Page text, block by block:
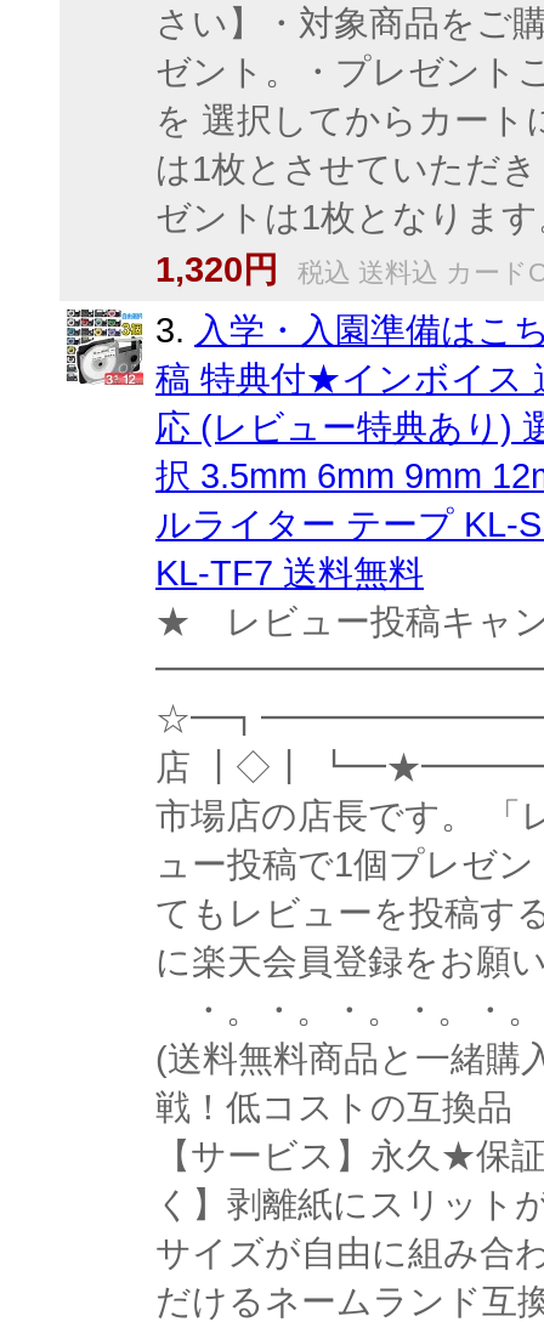
さい】・対象商品をご
ゼント。・プレゼント
を 選択してからカート
は1枚とさせていただ
ゼントは1枚となりま
1,320円
税込 送料込 カード
3. 入学・入園準備はこ
稿 特典付★インボイス
応 (レビュー特典あり)
択 3.5mm 6mm 9mm
ルライター テープ KL-
KL-TF7 送料無料
★ レビュー投稿キャ
店 ┃◇┃
市場店の店長です。 「
ュー投稿で1個プレゼ
てもレビューを投稿す
に楽天会員登録をお願
・。・。・。・。・
(送料無料商品と一緒購
戦！低コストの互換品
【サービス】永久★保
く】剥離紙にスリット
サイズが自由に組み合
だけるネームランド互